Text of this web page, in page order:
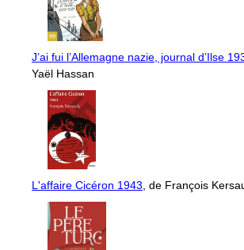
J’ai fui l’Allemagne nazie, journal d’Ilse
Yaël Hassan
L'affaire Cicéron 1943 , de François